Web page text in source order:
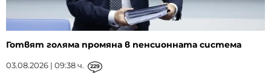
Готвят голяма промяна в пенсионната система
03.08.2026 | 09:38 ч. 229